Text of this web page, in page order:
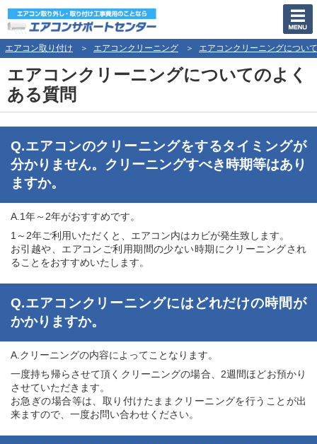
エアコン取り付け エアコンクリーニング エアコンクリーニングについ
エアコンクリーニングについてのよく
ある質問
Q.エアコンのクリーニングをするタイミングが
分かりません。クリーニングすべき時期等はあり
ますか。
A.1年～2年がおすすめです。
1～2年ご利用いただくと、エアコン内はカビが発生致します。
お引越や、エアコンご利用期間の少ない時期にクリーニングされ
ることをおすすめいたします。
Q.エアコンクリーニングにはどれだけの時間が
かかりますか。
A.クリーニングの内容によってことなります。
一度持ち帰らさせて頂くクリーニングの場合、2週間ほどお預かり
させていただきます。
お急ぎの場合等は、取り付けたままクリーニングを行うことが出
来ますので、一度お問い合わせください。